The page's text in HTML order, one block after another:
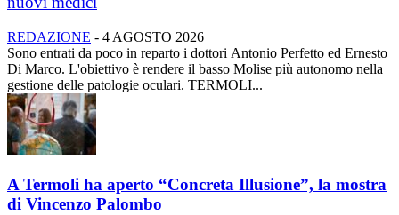
REDAZIONE - 4 AGOSTO 2026
Sono entrati da poco in reparto i dottori Antonio Perfetto ed Ernesto
Di Marco. L'obiettivo è rendere il basso Molise più autonomo nella
gestione delle patologie oculari. TERMOLI...
A Termoli ha aperto “Concreta Illusione”, la mostra
di Vincenzo Palombo